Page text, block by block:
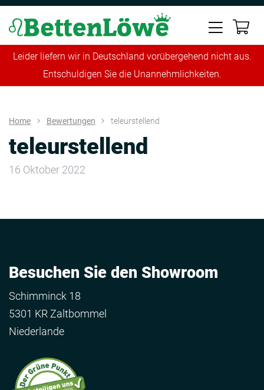
Leider liefern wir in Deutschland vorübergehend nicht aus.
Entschuldigen Sie die Unannehmlichkeiten.
Home Bewertungen teleurstellend
teleurstellend
16 Oktober 2022
Besuchen Sie den Showroom
Schimminck 18
5301 KR Zaltbommel
Niederlande